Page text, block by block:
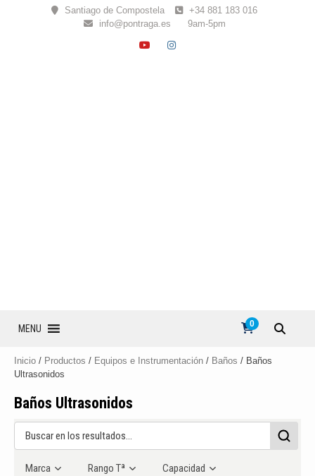
Santiago de Compostela
+34 881 183 016
info@pontraga.es
9am-5pm
YOUTUBE
INSTAGRAM
MENU 0
Inicio / Productos / Equipos e Instrumentación / Baños / Baños
Ultrasonidos
Baños Ultrasonidos
Marca Rango Tª Capacidad